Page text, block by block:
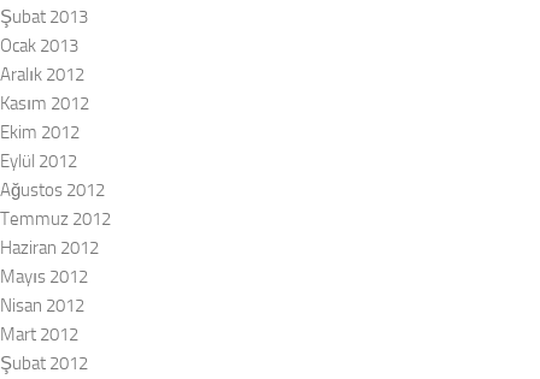
Şubat 2013
Ocak 2013
Aralık 2012
Kasım 2012
Ekim 2012
Eylül 2012
Ağustos 2012
Temmuz 2012
Haziran 2012
Mayıs 2012
Nisan 2012
Mart 2012
Şubat 2012